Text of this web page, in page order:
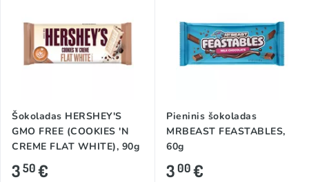
Šokoladas HERSHEY'S
GMO FREE (COOKIES 'N
CREME FLAT WHITE), 90g
350€
Pieninis šokoladas
MRBEAST FEASTABLES,
60g
300€